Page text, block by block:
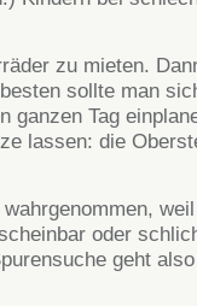
zu mieten.
sollte man
ganzen Tag
lassen: die
weil
oder
geht